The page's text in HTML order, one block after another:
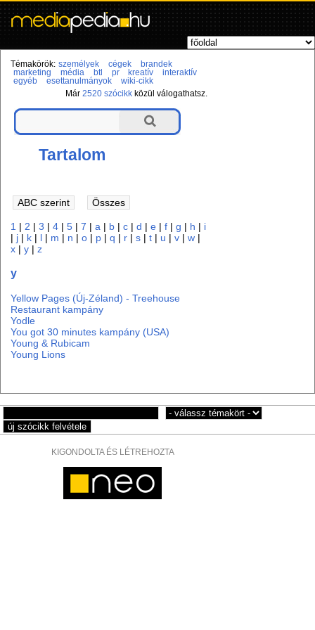
Témakörök: személyek cégek
brandek
marketing
média btl pr kreatív
interaktív
egyéb
esettanulmányok
wiki-cikk
Már2520 szócikk közül válogathatsz.
Tartalom
1 | 2 |3 |4 |5 |7 |a | b |c |d |e |f |g | h | i
| j | k | l | m | n |o | p |q | r |s |t | u |v |w |
x |y |z
y
Yellow Pages (Új-Zéland) - Treehouse
Restaurant kampány
Yodle
You got 30 minutes kampány (USA)
Young & Rubicam
Young Lions
KIGONDOLTA ÉS LÉTREHOZTA